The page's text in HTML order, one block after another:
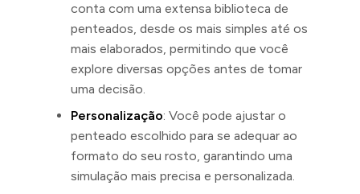
conta com uma extensa biblioteca de
penteados, desde os mais simples até os
mais elaborados, permitindo que você
explore diversas opções antes de tomar
uma decisão.
Personalização: Você pode ajustar o
penteado escolhido para se adequar ao
formato do seu rosto, garantindo uma
simulação mais precisa e personalizada.